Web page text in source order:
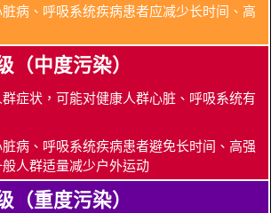
病、呼吸系统疾病患者应减少长时间、高
（中度污染）
症状，可能对健康人群心脏、呼吸系统有
病、呼吸系统疾病患者避免长时间、高强
人群适量减少户外运动
（重度污染）